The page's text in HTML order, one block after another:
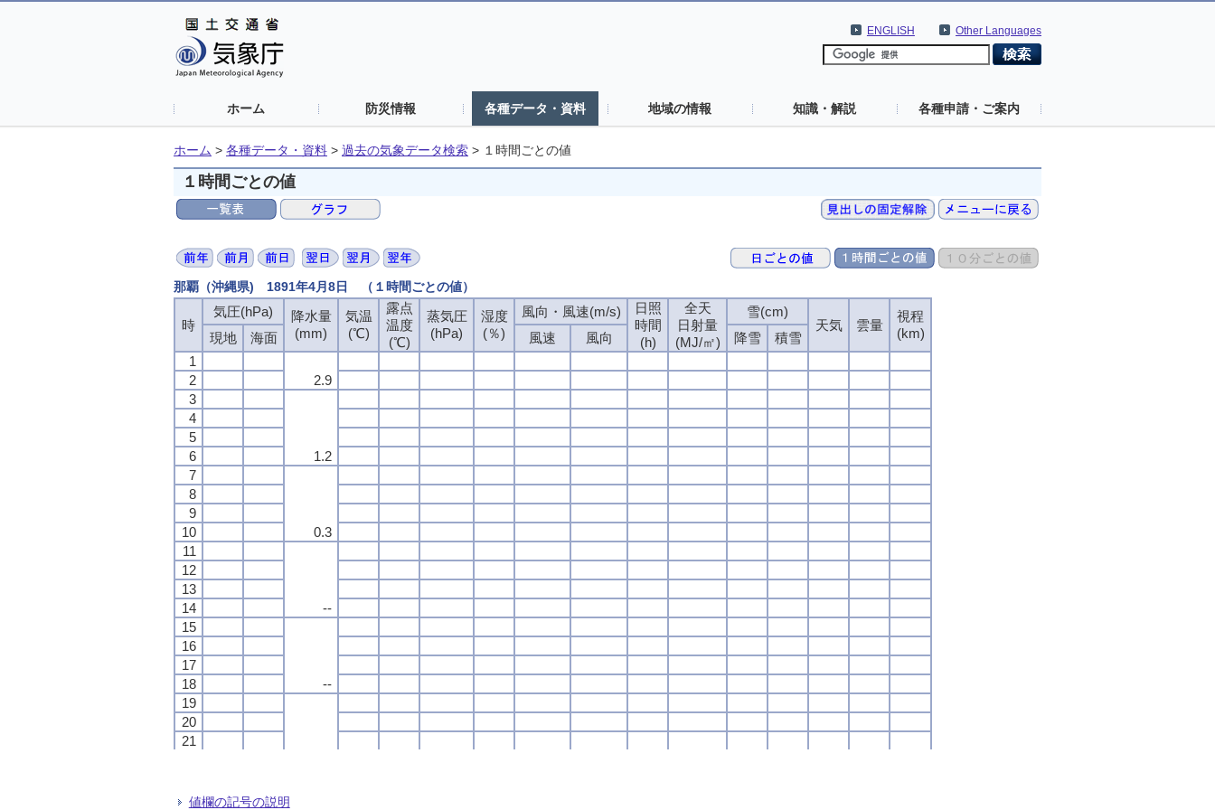
Other Languages
ENGLISH
ホーム 防災情報 各種データ・資料 地域の情報 知識・解説 各種申請・ご案内
ホーム > 各種データ・資料 > 過去の気象データ検索 > １時間ごとの値
１時間ごとの値
那覇（沖縄県) 1891年4月8日 （１時間ごとの値）
時
気圧(hPa)
降水量
(mm)
気温
(℃)
露点
温度
(℃)
蒸気圧
(hPa)
湿度
(％)
風向・風速(m/s)
日照
時間
(h)
全天
日射量
(MJ/㎡)
雪(cm)
天気
雲量
視程
(km)
現地 海面 風速 風向 降雪
積雪
1
2.9
2
3
1.2
4
5
6
7
0.3
8
9
10
11
--
12
13
14
15
--
16
17
18
19
20
21
24
時
気圧(hPa)
降水量
(mm)
気温
(℃)
露点
温度
(℃)
蒸気圧
(hPa)
湿度
(％)
風向・風速(m/s)
日照
時間
(h)
全天
日射量
(MJ/㎡)
雪(cm)
天気
雲量
視程
(km)
現地 海面 風速 風向 降雪
積雪
1
2.9
2
3
1.2
4
5
6
7
0.3
8
9
10
11
--
12
13
14
15
--
16
17
18
19
20
21
24
時
気圧(hPa)
降水量
(mm)
気温
(℃)
露点
温度
(℃)
蒸気圧
(hPa)
湿度
(％)
風向・風速(m/s)
日照
時間
(h)
全天
日射量
(MJ/㎡)
雪(cm)
天気
雲量
視程
(km)
現地 海面 風速 風向 降雪
積雪
1
2.9
2
3
1.2
4
5
6
7
0.3
8
9
10
11
--
12
13
14
15
--
16
17
18
19
20
21
24
時
気圧(hPa)
降水量
(mm)
気温
(℃)
露点
温度
(℃)
蒸気圧
(hPa)
湿度
(％)
風向・風速(m/s)
日照
時間
(h)
全天
日射量
(MJ/㎡)
雪(cm)
天気
雲量
視程
(km)
現地 海面 風速 風向 降雪
積雪
1
2.9
2
3
1.2
4
5
6
7
0.3
8
9
10
11
--
12
13
14
15
--
16
17
18
19
20
21
24
値欄の記号の説明